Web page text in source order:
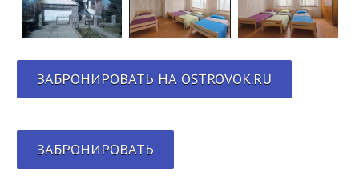
ЗАБРОНИРОВАТЬ НА OSTROVOK.RU
ЗАБРОНИРОВАТЬ